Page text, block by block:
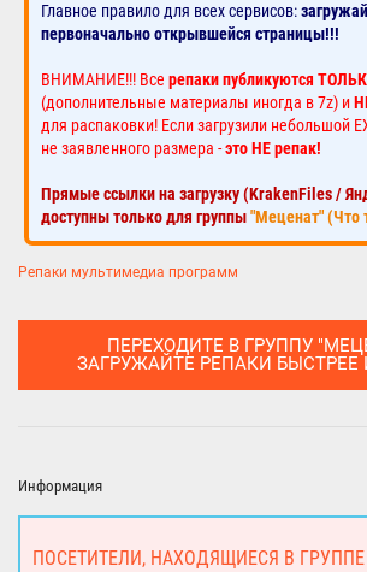
Главное правило для всех сервисов:
первоначально открывшейся страницы!!!
ВНИМАНИЕ!!! Все репаки публикуются
(дополнительные материалы иногда в 7z) и
для распаковки! Если загрузили небольшой
не заявленного размера -это НЕ репак!
Прямые ссылки на загрузку (KrakenFiles /
доступны только для группы"Меценат" (Что
Репаки мультимедиа программ
ПЕРЕХОДИТЕ В ГРУППУ
ЗАГРУЖАЙТЕ РЕПАКИ БЫСТРЕЕ
Информация
ПОСЕТИТЕЛИ, НАХОДЯЩИЕСЯ В ГРУППЕ